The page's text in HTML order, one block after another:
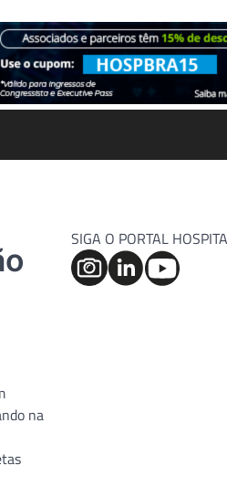
na
SIGA O PORTAL